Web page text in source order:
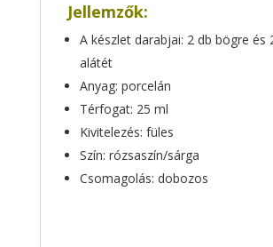
Jellemzők:
A készlet darabjai: 2 db bögre és
alátét
Anyag: porcelán
Térfogat: 25 ml
Kivitelezés: füles
Szín: rózsaszín/sárga
Csomagolás: dobozos